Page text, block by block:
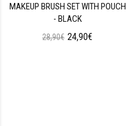
MAKEUP BRUSH SET WITH POUCH
- BLACK
28,90€ 24,90€